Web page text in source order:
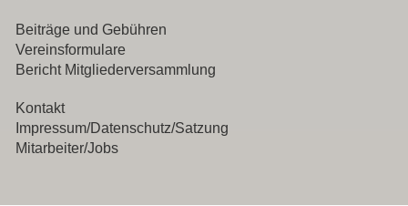
Beiträge und Gebühren
Vereinsformulare
Bericht Mitgliederversammlung
Kontakt
Impressum/Datenschutz/Satzung
Mitarbeiter/Jobs